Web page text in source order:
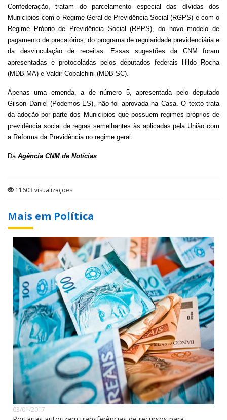
Confederação, tratam do parcelamento especial das dívidas dos
Municípios com o Regime Geral de Previdência Social (RGPS) e com o
Regime Próprio de Previdência Social (RPPS), do novo modelo de
pagamento de precatórios, do programa de regularidade previdenciária e
da desvinculação de receitas. Essas sugestões da CNM foram
apresentadas e protocoladas pelos deputados federais Hildo Rocha
(MDB-MA) e Valdir Cobalchini (MDB-SC).
Apenas uma emenda, a de número 5, apresentada pelo deputado
Gilson Daniel (Podemos-ES), não foi aprovada na Casa. O texto trata
da adoção por parte dos Municípios que possuem regimes próprios de
previdência social de regras semelhantes às aplicadas pela União com
a Reforma da Previdência no regime geral.
Da Agência CNM de Notícias
11603 visualizações
Mais em Política
03/01/2017